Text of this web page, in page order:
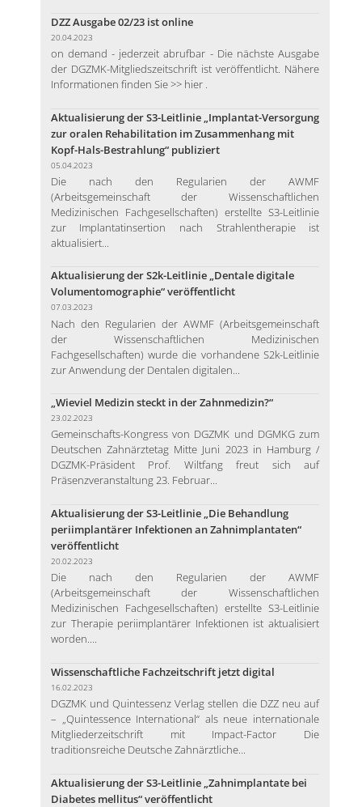
DZZ Ausgabe 02/23 ist online
20.04.2023
on demand - jederzeit abrufbar - Die nächste Ausgabe
der DGZMK-Mitgliedszeitschrift ist veröffentlicht. Nähere
Informationen finden Sie >> hier .
Aktualisierung der S3-Leitlinie „Implantat-Versorgung
zur oralen Rehabilitation im Zusammenhang mit
Kopf-Hals-Bestrahlung“ publiziert
05.04.2023
Die nach den Regularien der AWMF
(Arbeitsgemeinschaft der Wissenschaftlichen
Medizinischen Fachgesellschaften) erstellte S3-Leitlinie
zur Implantatinsertion nach Strahlentherapie ist
aktualisiert...
Aktualisierung der S2k-Leitlinie „Dentale digitale
Volumentomographie“ veröffentlicht
07.03.2023
Nach den Regularien der AWMF (Arbeitsgemeinschaft
der Wissenschaftlichen Medizinischen
Fachgesellschaften) wurde die vorhandene S2k-Leitlinie
zur Anwendung der Dentalen digitalen...
„Wieviel Medizin steckt in der Zahnmedizin?“
23.02.2023
Gemeinschafts-Kongress von DGZMK und DGMKG zum
Deutschen Zahnärztetag Mitte Juni 2023 in Hamburg /
DGZMK-Präsident Prof. Wiltfang freut sich auf
Präsenzveranstaltung 23. Februar...
Aktualisierung der S3-Leitlinie „Die Behandlung
periimplantärer Infektionen an Zahnimplantaten“
veröffentlicht
20.02.2023
Die nach den Regularien der AWMF
(Arbeitsgemeinschaft der Wissenschaftlichen
Medizinischen Fachgesellschaften) erstellte S3-Leitlinie
zur Therapie periimplantärer Infektionen ist aktualisiert
worden....
Wissenschaftliche Fachzeitschrift jetzt digital
16.02.2023
DGZMK und Quintessenz Verlag stellen die DZZ neu auf
– „Quintessence International“ als neue internationale
Mitgliederzeitschrift mit Impact-Factor Die
traditionsreiche Deutsche Zahnärztliche...
Aktualisierung der S3-Leitlinie „Zahnimplantate bei
Diabetes mellitus“ veröffentlicht